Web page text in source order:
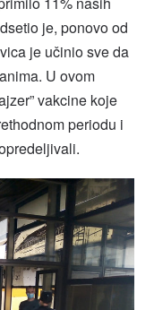
je, ponovo od
je učinio sve da
U ovom
vakcine koje
periodu i